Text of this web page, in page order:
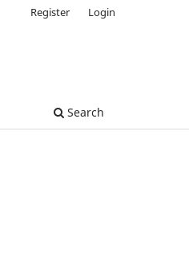
Search
Register Login